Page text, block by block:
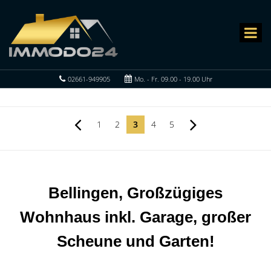
02661-949905 Mo. - Fr. 09.00 - 19.00 Uhr
1 2 3 4 5
Bellingen, Großzügiges
Wohnhaus inkl. Garage, großer
Scheune und Garten!